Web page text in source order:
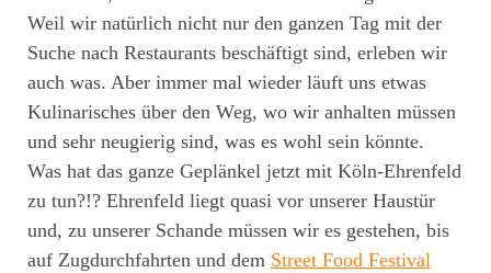
Weil wir natürlich nicht nur den ganzen Tag mit der
Suche nach Restaurants beschäftigt sind, erleben wir
auch was. Aber immer mal wieder läuft uns etwas
Kulinarisches über den Weg, wo wir anhalten müssen
und sehr neugierig sind, was es wohl sein könnte.
Was hat das ganze Geplänkel jetzt mit Köln-Ehrenfeld
zu tun?!? Ehrenfeld liegt quasi vor unserer Haustür
und, zu unserer Schande müssen wir es gestehen, bis
auf Zugdurchfahrten und dem Street Food Festival